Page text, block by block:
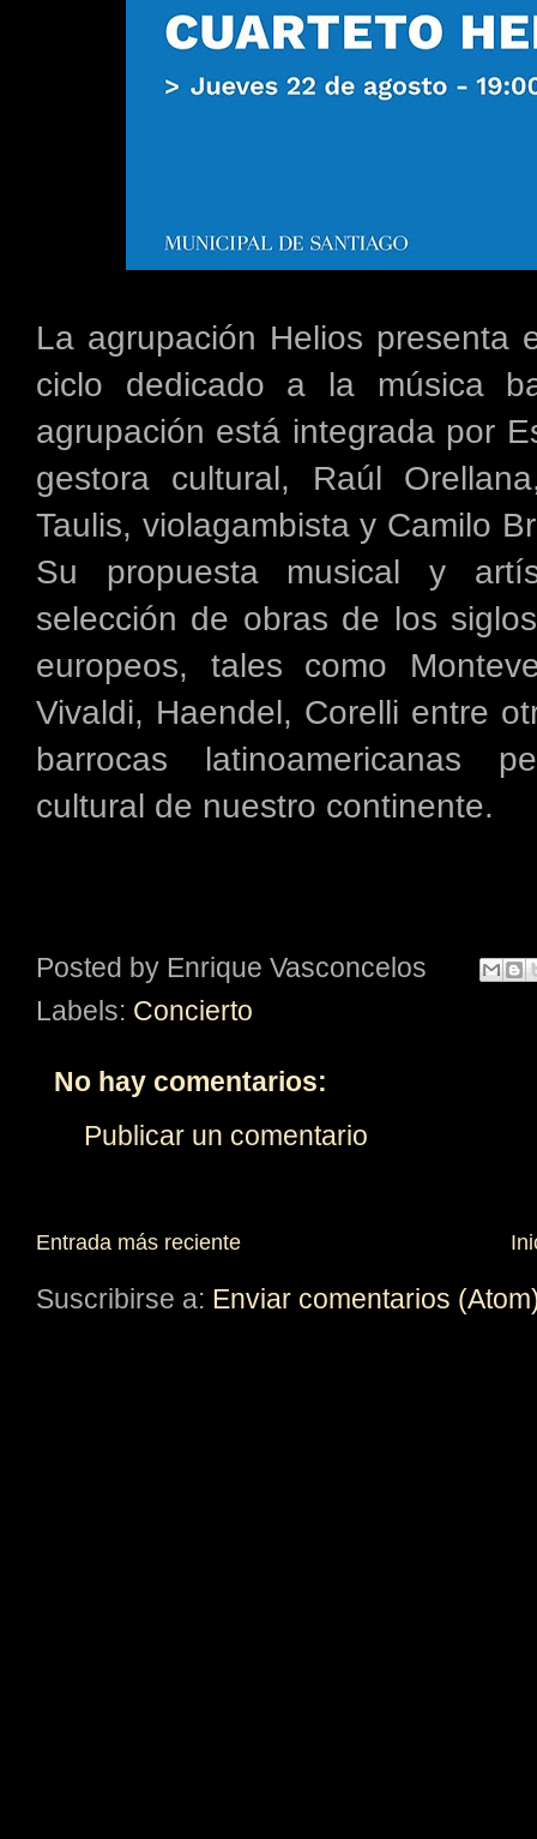
La agrupación Helios presenta
ciclo dedicado a la música
agrupación está integrada por
gestora cultural, Raúl
Taulis, violagambista y Camilo
Su propuesta musical y
selección de obras de los
europeos, tales como
Vivaldi, Haendel, Corelli entre
barrocas latinoamericanas
cultural de nuestro continente.
Posted by Enrique Vasconcelos
Labels: Concierto
No hay comentarios:
Publicar un comentario
Entrada más reciente
Suscribirse a: Enviar comentarios